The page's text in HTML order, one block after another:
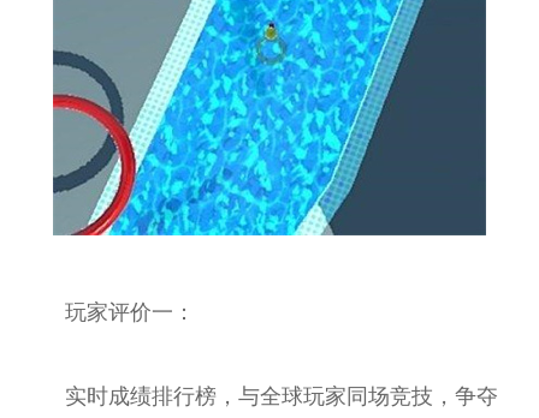
玩家评价一：
实时成绩排行榜，与全球玩家同场竞技，争夺